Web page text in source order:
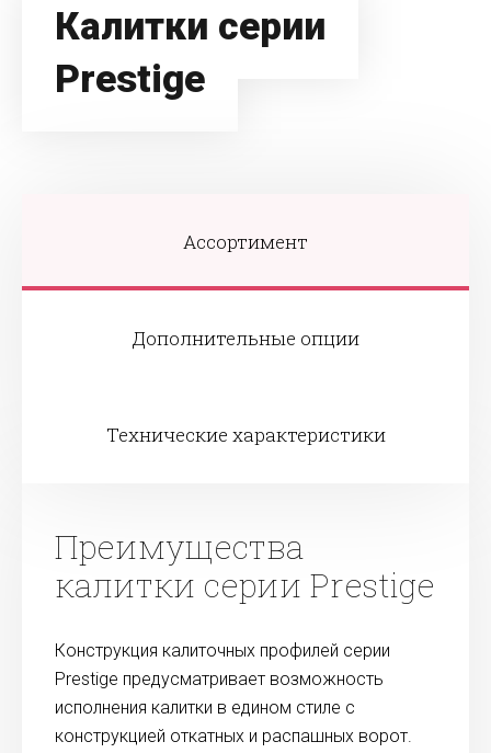
Калитки серии
Prestige
Ассортимент
Дополнительные опции
Технические характеристики
Преимущества
калитки серии Prestige
Конструкция калиточных профилей серии
Prestige предусматривает возможность
исполнения калитки в едином стиле с
конструкцией откатных и распашных ворот.